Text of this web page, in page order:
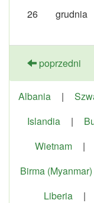
26 grudnia
poprzedni
Albania |
Islandia
|
Wietnam
|
Birma (Myanmar)
Liberia
|